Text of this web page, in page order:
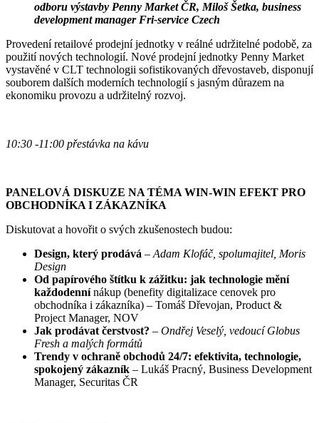
odboru výstavby Penny Market ČR, Miloš Šetka, business
development manager Fri-service Czech
Provedení retailové prodejní jednotky v reálné udržitelné podobě, za
použití nových technologií. Nové prodejní jednotky Penny Market
vystavěné v CLT technologii sofistikovaných dřevostaveb, disponují
souborem dalších moderních technologií s jasným důrazem na
ekonomiku provozu a udržitelný rozvoj.
10:30 -11:00 přestávka na kávu
PANELOVÁ DISKUZE NA TÉMA WIN-WIN EFEKT PRO
OBCHODNÍKA I ZÁKAZNÍKA
Diskutovat a hovořit o svých zkušenostech budou:
Design, který prodává – Adam Klofáč, spolumajitel, Moris
Design
Od papírového štítku k zážitku: jak technologie mění
každodennínákup (benefity digitalizace cenovek pro
obchodníka i zákazníka) – Tomáš Dřevojan, Product &
Project Manager, NOV
Jak prodávat čerstvost? – Ondřej Veselý, vedoucí Globus
Fresh a malých formátů
Trendy v ochraně obchodů 24/7: efektivita, technologie,
spokojený zákazník – Lukáš Pracný, Business Development
Manager, Securitas ČR